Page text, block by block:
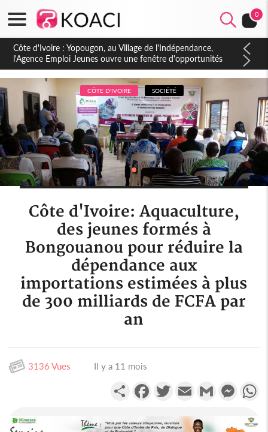
0
Côte d'Ivoire : CHU de Treichville, après la fronde, les agents
contractuels obtiennent un accord avec la direction sur les
arriérés du SMIG 2023
CÔTE D'IVOIRE SOCIÉTÉ
Côte d'Ivoire: Aquaculture,
des jeunes formés à
Bongouanou pour réduire la
dépendance aux
importations estimées à plus
de 300 milliards de FCFA par
an
3136 Vues Il y a 11 mois
PartagerFacebookTwitterEmail Gmail